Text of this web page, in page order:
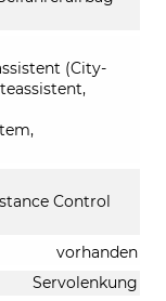
(City-
Control
vorhanden
Servolenkung